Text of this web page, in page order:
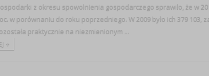
z okresu spowolnienia gospodarczego sprawiło, że w
w porównaniu do roku poprzedniego. W 2009 było ich 379 103,
praktycznie na niezmienionym ...
+